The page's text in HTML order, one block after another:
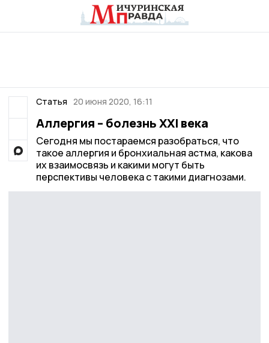
Статья 20 июня 2020, 16:11
Аллергия – болезнь ХХI века
Сегодня мы постараемся разобраться, что
такое аллергия и бронхиальная астма, какова
их взаимосвязь и какими могут быть
перспективы человека с такими диагнозами.